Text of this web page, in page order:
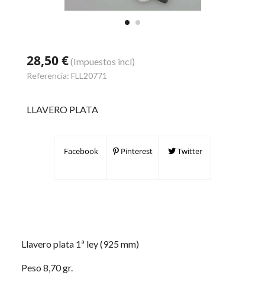
28,50 €(Impuestos incl)
Referencia: FLL20771
LLAVERO PLATA
Facebook Pinterest Twitter
Llavero plata 1ª ley (925 mm)
Peso 8,70 gr.